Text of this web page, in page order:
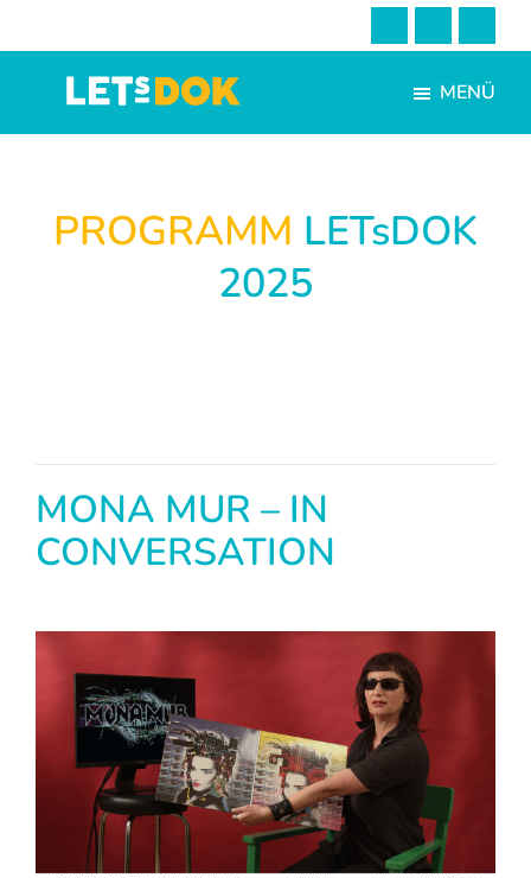
to
content
Fußzeile
springen
LETsDOK
Bundesweite
MENÜ
PROGRAMM LETsDOK
2025
MONA MUR – IN
CONVERSATION